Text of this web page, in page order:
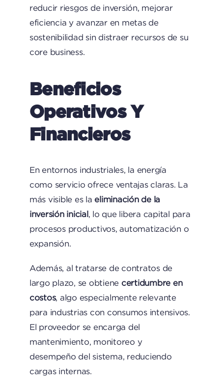
reducir riesgos de inversión, mejorar
eficiencia y avanzar en metas de
sostenibilidad sin distraer recursos de su
core business.
Beneficios
Operativos Y
Financieros
En entornos industriales, la energía
como servicio ofrece ventajas claras. La
más visible es la eliminación de la
inversión inicial , lo que libera capital para
procesos productivos, automatización o
expansión.
Además, al tratarse de contratos de
largo plazo, se obtiene certidumbre en
costos, algo especialmente relevante
para industrias con consumos intensivos.
El proveedor se encarga del
mantenimiento, monitoreo y
desempeño del sistema, reduciendo
cargas internas.